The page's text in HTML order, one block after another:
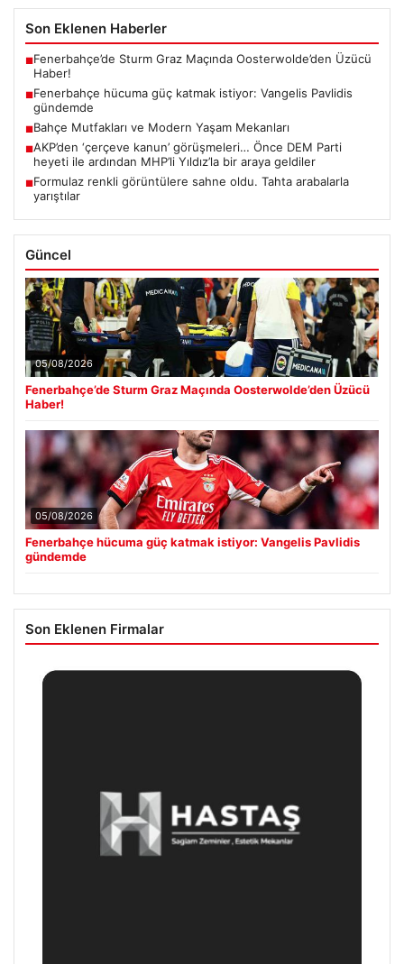
Son Eklenen Haberler
■Fenerbahçe’de Sturm Graz Maçında Oosterwolde’den Üzücü
Haber!
■Fenerbahçe hücuma güç katmak istiyor: Vangelis Pavlidis
gündemde
■Bahçe Mutfakları ve Modern Yaşam Mekanları
■AKP’den ‘çerçeve kanun’ görüşmeleri… Önce DEM Parti
heyeti ile ardından MHP’li Yıldız’la bir araya geldiler
■Formulaz renkli görüntülere sahne oldu. Tahta arabalarla
yarıştılar
Güncel
05/08/2026
Fenerbahçe’de Sturm Graz Maçında Oosterwolde’den Üzücü
Haber!
05/08/2026
Fenerbahçe hücuma güç katmak istiyor: Vangelis Pavlidis
gündemde
Son Eklenen Firmalar